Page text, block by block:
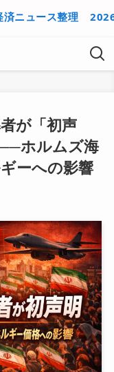
整理 2026年8月5
が「初声
ホルムズ海
ーへの影響